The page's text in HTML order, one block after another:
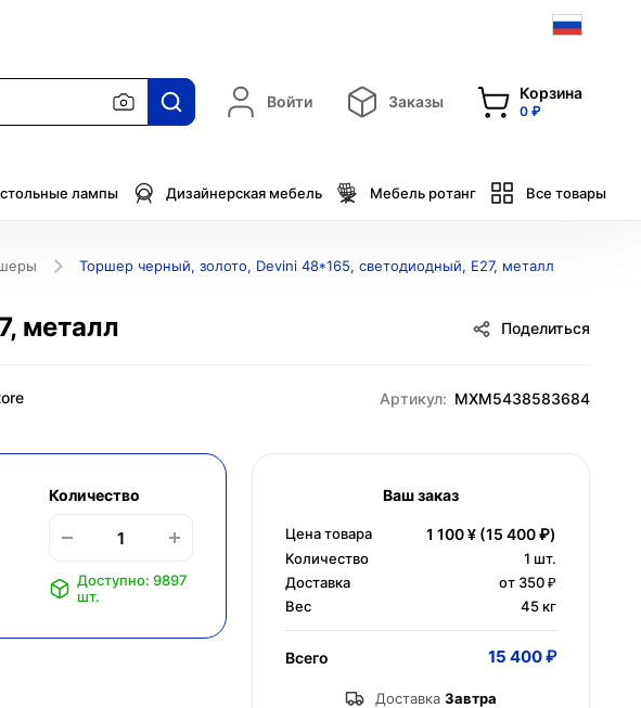
Войти Заказы Корзина
0 ₽
лампы Дизайнерская мебель Мебель ротанг Все товары
Торшер черный, золото, Devini 48*165, светодиодный, E27, металл
металл Поделиться
Артикул: MXM5438583684
Количество
Доступно: 9897
шт.
Ваш заказ
Цена товара 1 100 ¥ (15 400 ₽)
Количество 1 шт.
Доставка
от 350 ₽
Вес
45 кг
Всего 15 400 ₽
Доставка Завтра